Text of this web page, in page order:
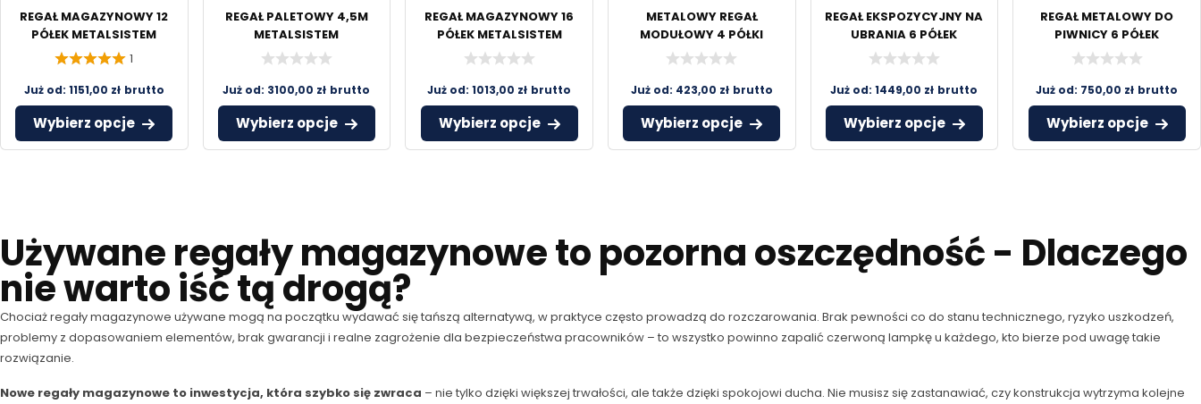
REGAŁ MAGAZYNOWY 12
PÓŁEK METALSISTEM
1
Już od: 1151,00 zł brutto
Wybierz opcje
REGAŁ PALETOWY 4,5M
METALSISTEM
Już od: 3100,00 zł brutto
Wybierz opcje
REGAŁ MAGAZYNOWY 16
PÓŁEK METALSISTEM
Już od:1013,00 zł brutto
Wybierz opcje
METALOWY REGAŁ
MODUŁOWY 4 PÓŁKI
METALSISTEM
Już od: 423,00 zł brutto
Wybierz opcje
REGAŁ EKSPOZYCYJNY NA
UBRANIA 6 PÓŁEK
METALSISTEM
Już od:1449,00 zł brutto
Wybierz opcje
REGAŁ METALOWY DO
PIWNICY 6 PÓŁEK
METALSISTEM
Już od: 750,00 zł brutto
Wybierz opcje
Używane regały magazynowe to pozorna oszczędność - Dlaczego
nie warto iść tą drogą?
Chociaż regały magazynowe używane mogą na początku wydawać się tańszą alternatywą, w praktyce często prowadzą do rozczarowania. Brak pewności co do stanu technicznego, ryzyko uszkodzeń,
problemy z dopasowaniem elementów, brak gwarancji i realne zagrożenie dla bezpieczeństwa pracowników – to wszystko powinno zapalić czerwoną lampkę u każdego, kto bierze pod uwagę takie
rozwiązanie.
Nowe regały magazynowe to inwestycja, która szybko się zwraca – nie tylko dzięki większej trwałości, ale także dzięki spokojowi ducha. Nie musisz się zastanawiać, czy konstrukcja wytrzyma kolejne